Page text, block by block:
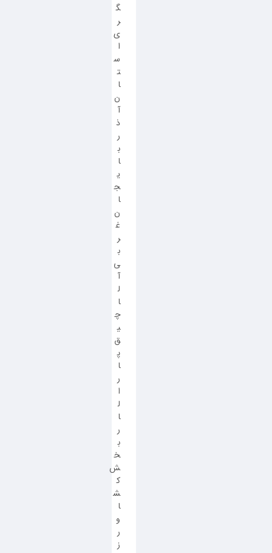
گ
ر
ی
ا
س
ت
ا
ن
آ
ذ
ر
ب
ا
ی
ج
ا
ن
غ
ر
ب
ی
آ
ل
ا
چ
ی
ق
پ
ا
ر
ا
ل
ا
ر
ب
خ
ش
ک
ش
ا
و
ر
ز